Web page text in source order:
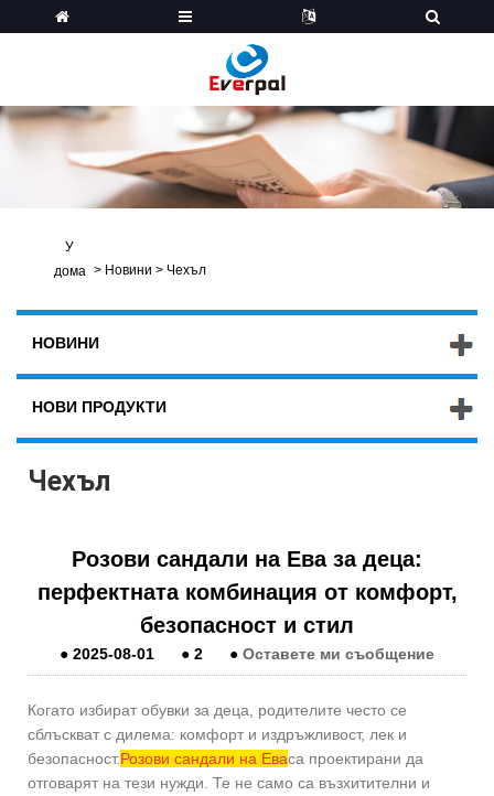
У
дома > Новини > Чехъл
НОВИНИ
НОВИ ПРОДУКТИ
Чехъл
Розови сандали на Ева за деца:
перфектната комбинация от комфорт,
безопасност и стил
● 2025-08-01 ● 2 ● Оставете ми съобщение
Когато избират обувки за деца, родителите често се
сблъскват с дилема: комфорт и издръжливост, лек и
безопасност.Розови сандали на Еваса проектирани да
отговарят на тези нужди. Те не само са възхитителни и